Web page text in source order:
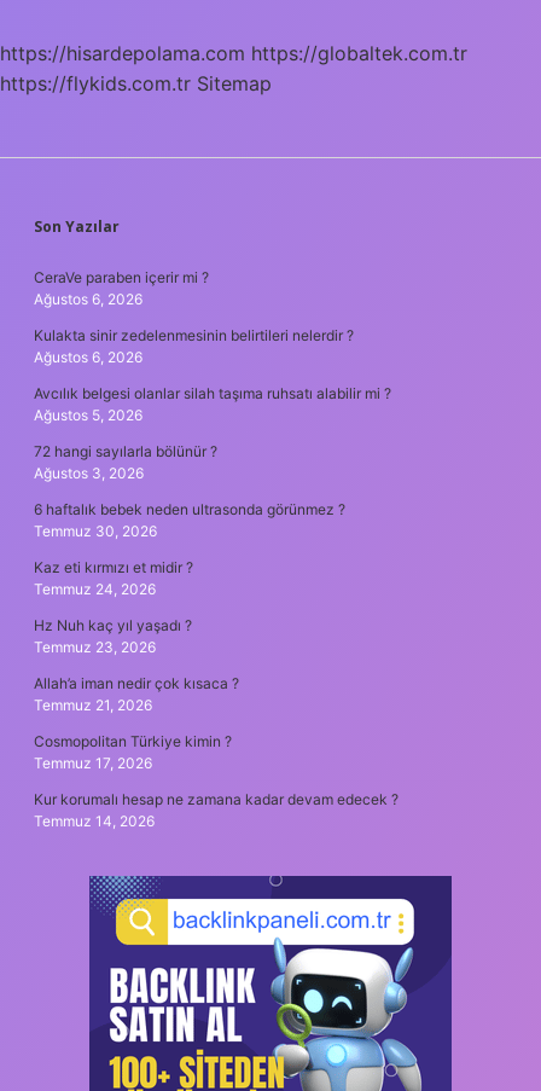
https://hisardepolama.com https://globaltek.com.tr
https://flykids.com.tr Sitemap
SIDEBAR
Son Yazılar
CeraVe paraben içerir mi ?
Ağustos 6, 2026
Kulakta sinir zedelenmesinin belirtileri nelerdir ?
Ağustos 6, 2026
Avcılık belgesi olanlar silah taşıma ruhsatı alabilir mi ?
Ağustos 5, 2026
72 hangi sayılarla bölünür ?
Ağustos 3, 2026
6 haftalık bebek neden ultrasonda görünmez ?
Temmuz 30, 2026
Kaz eti kırmızı et midir ?
Temmuz 24, 2026
Hz Nuh kaç yıl yaşadı ?
Temmuz 23, 2026
Allah’a iman nedir çok kısaca ?
Temmuz 21, 2026
Cosmopolitan Türkiye kimin ?
Temmuz 17, 2026
Kur korumalı hesap ne zamana kadar devam edecek ?
Temmuz 14, 2026